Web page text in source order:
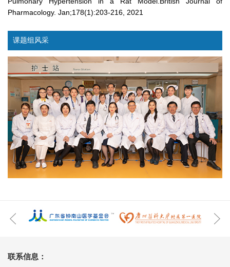
Pharmacology. Jan;178(1):203-216, 2021
课题组风采
联系信息：